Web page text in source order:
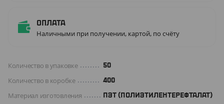
Оплата
Наличными при получении, картой, по счёту
Количество в упаковке 50
Количество в коробке 400
Материал изготовления ПЭТ (ПОЛИЭТИЛЕНТЕРЕФТАЛАТ)